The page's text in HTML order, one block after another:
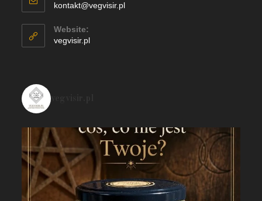
kontakt@vegvisir.pl
Website:
vegvisir.pl